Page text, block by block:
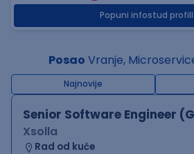
Popuni infostud profill
Posao Vranje,
Najnovije
Senior Software Engineer
Xsolla
Rad od kuće